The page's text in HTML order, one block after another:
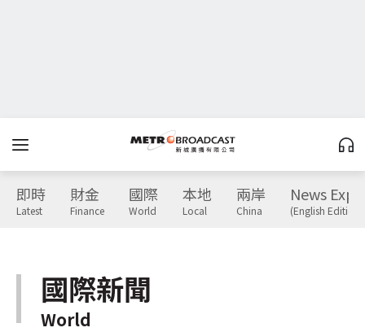
即時
Latest
財金
Finance
國際
World
本地
Local
兩岸
China
News
(English Edition)
國際新聞
World